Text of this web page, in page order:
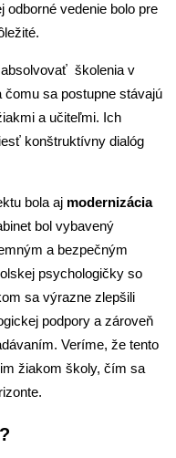
vedenie bolo pre
školenia v
sa postupne stávajú
a učiteľmi. Ich
konštruktívny dialóg
bola aj modernizácia
bol vybavený
a bezpečným
psychologičky so
sa výrazne zlepšili
podpory a zároveň
Veríme, že tento
žiakom školy, čím sa